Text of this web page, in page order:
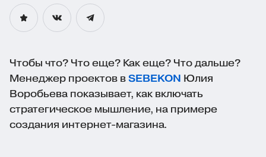
Чтобы что? Что еще? Как еще? Что дальше?
Менеджер проектов в SEBEKON Юлия
Воробьева показывает, как включать
стратегическое мышление, на примере
создания интернет-магазина.